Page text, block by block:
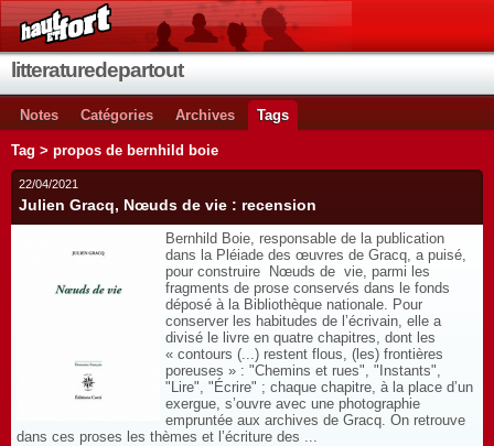
litteraturedepartout
Notes Catégories Archives Tags
Tag > propos de bernhild boie
22/04/2021
Julien Gracq, Nœuds de vie : recension
Bernhild Boie, responsable de la publication
dans la Pléiade des œuvres de Gracq, a puisé,
pour construire Nœuds de vie, parmi les
fragments de prose conservés dans le fonds
déposé à la Bibliothèque nationale. Pour
conserver les habitudes de l’écrivain, elle a
divisé le livre en quatre chapitres, dont les
« contours (...) restent flous, (les) frontières
poreuses » : "Chemins et rues", "Instants",
"Lire", "Écrire" ; chaque chapitre, à la place d’un
exergue, s’ouvre avec une photographie
empruntée aux archives de Gracq. On retrouve
dans ces proses les thèmes et l’écriture des ...